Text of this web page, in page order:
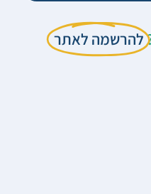
להרשמה לאתר